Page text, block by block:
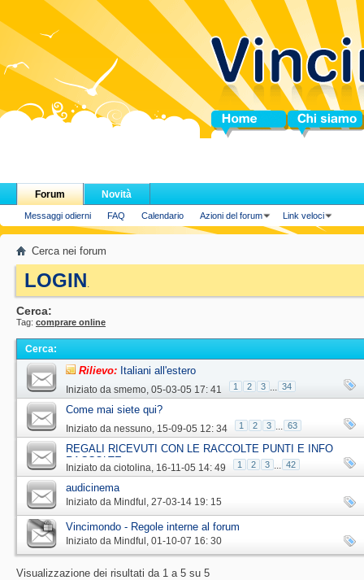
Home Chi siamo
Forum
Messaggi odierni FAQ Calendario Azioni del forum Link veloci
Novità
Cerca nei forum
LOGIN.
Cerca:
Tag: comprare online
Cerca:
Rilievo: Italiani all'estero
Iniziato da smemo‎, 05-03-05 17: 41 1 2 3 ... 34
Come mai siete qui?
Iniziato da nessuno‎, 15-09-05 12: 34 1 2 3 ... 63
REGALI RICEVUTI CON LE RACCOLTE PUNTI E INFO
RACCOLTE
Iniziato da ciotolina‎, 16-11-05 14: 49 1 2 3 ... 42
audicinema
Iniziato da Mindful ‎, 27-03-14 19: 15
Vincimondo - Regole interne al forum
Iniziato da Mindful ‎, 01-10-07 16: 30
Visualizzazione dei risultati da 1 a 5 su 5